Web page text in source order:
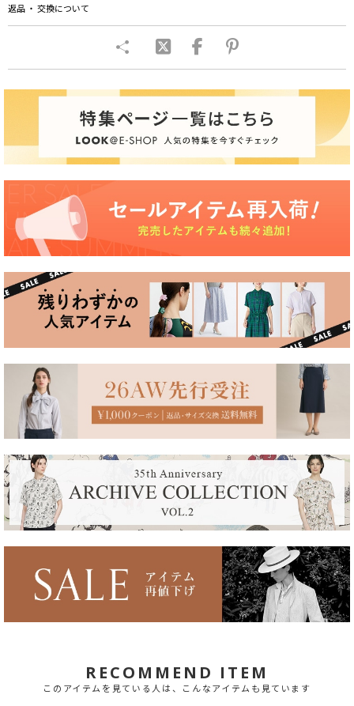
返品 ・ 交換について
RECOMMEND ITEM
このアイテムを見ている人は、こんなアイテムも見ています